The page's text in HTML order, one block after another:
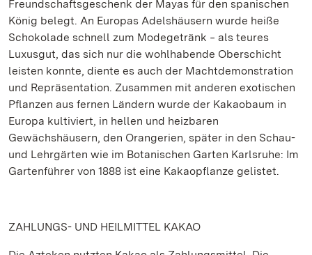
Freundschaftsgeschenk der Mayas für den spanischen
König belegt. An Europas Adelshäusern wurde heiße
Schokolade schnell zum Modegetränk ‒ als teures
Luxusgut, das sich nur die wohlhabende Oberschicht
leisten konnte, diente es auch der Machtdemonstration
und Repräsentation. Zusammen mit anderen exotischen
Pflanzen aus fernen Ländern wurde der Kakaobaum in
Europa kultiviert, in hellen und heizbaren
Gewächshäusern, den Orangerien, später in den Schau-
und Lehrgärten wie im Botanischen Garten Karlsruhe: Im
Gartenführer von 1888 ist eine Kakaopflanze gelistet.
ZAHLUNGS- UND HEILMITTEL KAKAO